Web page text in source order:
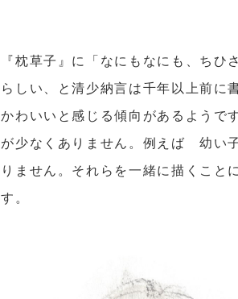
『枕草子』に「なにもなにも、ち
らしい、と清少納言は千年以上前に
かわいいと感じる傾向があるようで
が少なくありません。例えば 幼い
りません。それらを一緒に描くこと
す。